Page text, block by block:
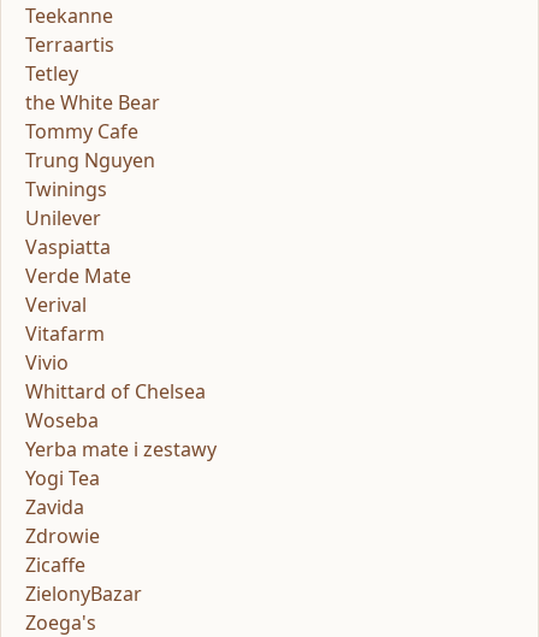
Teekanne
Terraartis
Tetley
the White Bear
Tommy Cafe
Trung Nguyen
Twinings
Unilever
Vaspiatta
Verde Mate
Verival
Vitafarm
Vivio
Whittard of Chelsea
Woseba
Yerba mate i zestawy
Yogi Tea
Zavida
Zdrowie
Zicaffe
ZielonyBazar
Zoega's